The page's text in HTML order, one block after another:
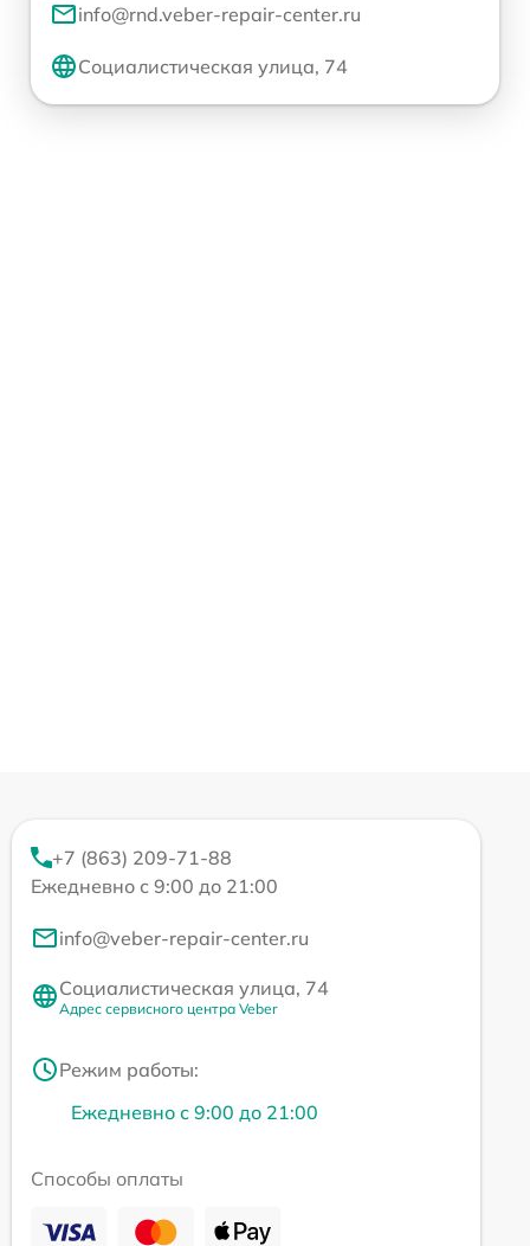
info@rnd.veber-repair-center.ru
Социалистическая улица, 74
+7 (863) 209-71-88
Ежедневно с 9:00 до 21:00
info@veber-repair-center.ru
Социалистическая улица, 74
Адрес сервисного центра Veber
Режим работы:
Ежедневно с 9:00 до 21:00
Способы оплаты